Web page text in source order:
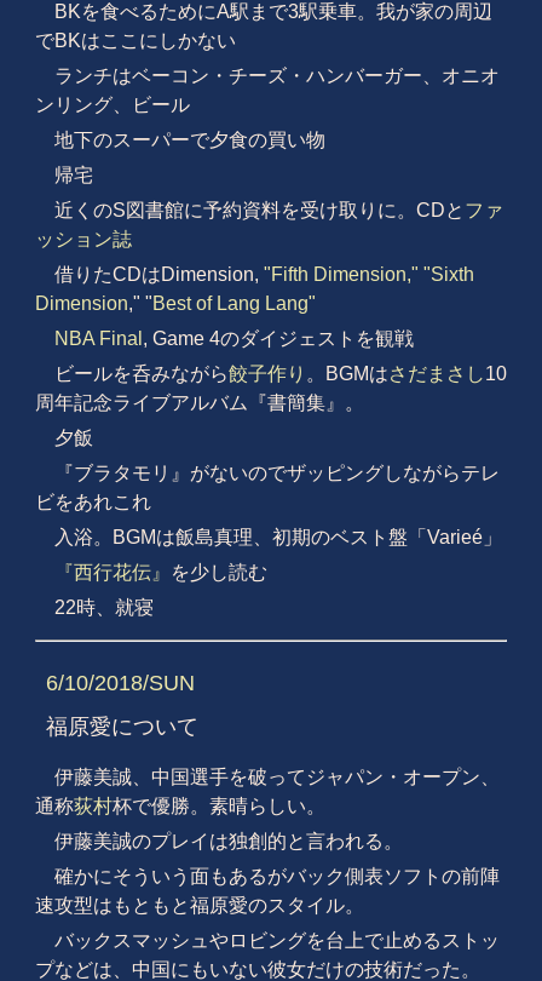
BKを食べるためにA駅まで3駅乗車。我が家の周辺
でBKはここにしかない
ランチはベーコン・チーズ・ハンバーガー、オニオ
ンリング、ビール
地下のスーパーで夕食の買い物
帰宅
近くのS図書館に予約資料を受け取りに。CDと ファ
ッション誌
借りたCDはDimension, "Fifth Dimension," "Sixth
Dimension," "Best of Lang Lang"
NBA Final , Game 4のダイジェストを観戦
ビールを呑みながら餃子作り 。BGMはさだまさし10
周年記念ライブアルバム『書簡集』。
夕飯
『ブラタモリ』がないのでザッピングしながらテレ
ビをあれこれ
入浴。BGMは飯島真理、初期のベスト盤「Varieé」
『西行花伝』
を少し読む
22時、就寝
6/10/2018/SUN
福原愛について
伊藤美誠、中国選手を破ってジャパン・オープン、
通称荻村杯で優勝。素晴らしい。
伊藤美誠のプレイは独創的と言われる。
確かにそういう面もあるがバック側表ソフトの前陣
速攻型はもともと福原愛のスタイル。
バックスマッシュやロビングを台上で止めるストッ
プなどは、中国にもいない彼女だけの技術だった。